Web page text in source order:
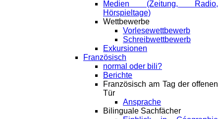
Medien (Zeitung, Radio,
Hörspieltage)
Wettbewerbe
Vorlesewettbewerb
Schreibwettbewerb
Exkursionen
Französisch
normal oder bili?
Berichte
Französisch am Tag der offenen
Tür
Ansprache
Bilinguale Sachfächer